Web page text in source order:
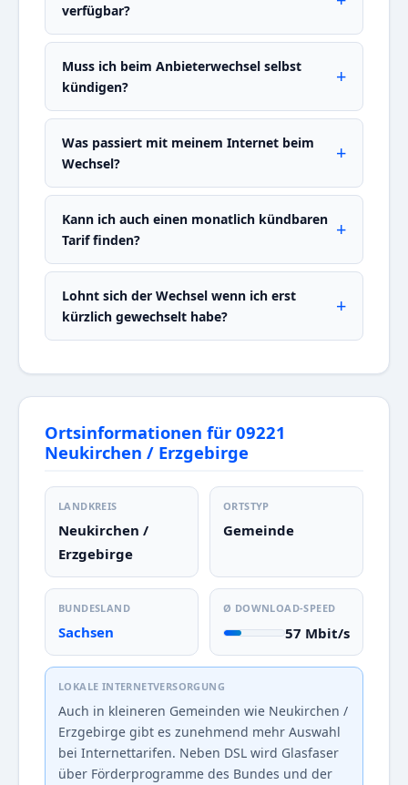
verfügbar?
Muss ich beim Anbieterwechsel selbst
kündigen?
Was passiert mit meinem Internet beim
Wechsel?
Kann ich auch einen monatlich kündbaren
Tarif finden?
Lohnt sich der Wechsel wenn ich erst
kürzlich gewechselt habe?
Ortsinformationen für 09221
Neukirchen / Erzgebirge
LANDKREIS
Neukirchen /
Erzgebirge
ORTSTYP
Gemeinde
BUNDESLAND
Sachsen
Ø DOWNLOAD-SPEED
57 Mbit/s
LOKALE INTERNETVERSORGUNG
Auch in kleineren Gemeinden wie Neukirchen /
Erzgebirge gibt es zunehmend mehr Auswahl
bei Internettarifen. Neben DSL wird Glasfaser
über Förderprogramme des Bundes und der